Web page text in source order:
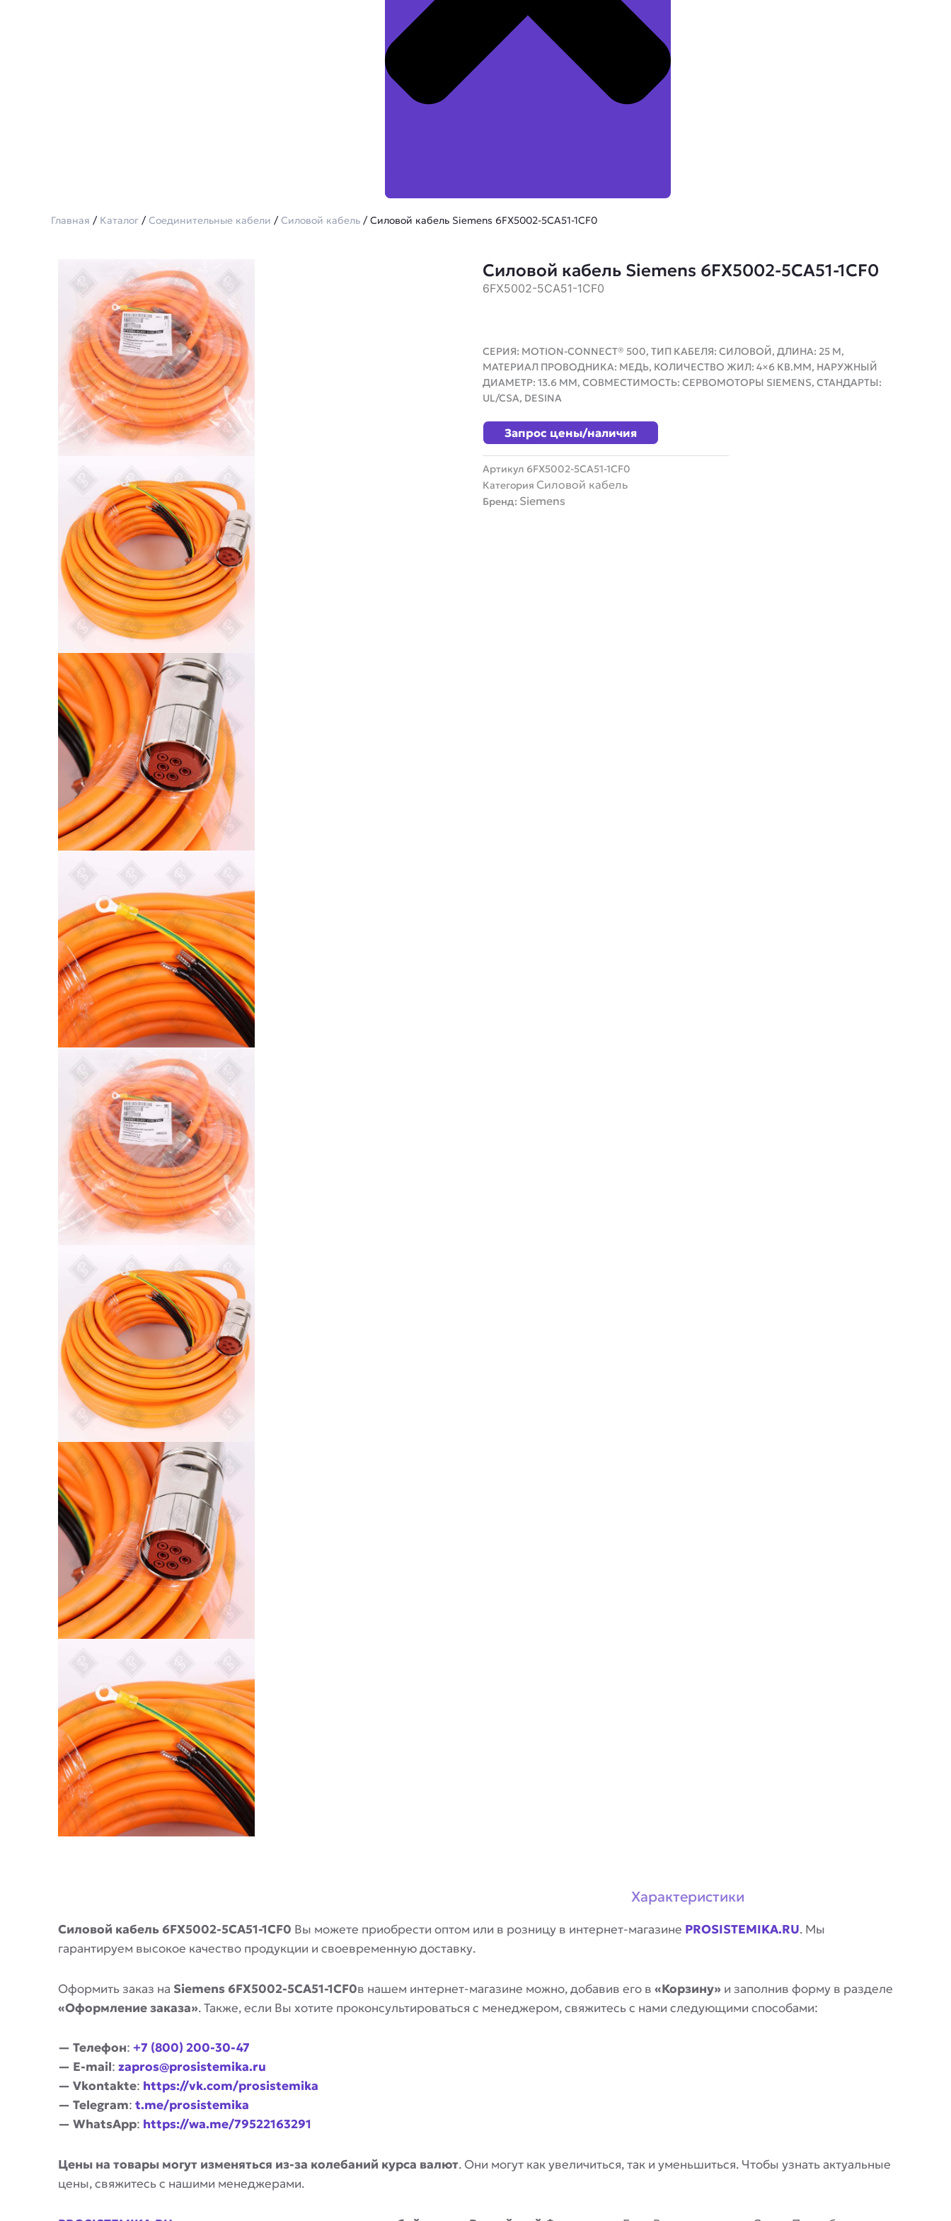
Главная / Каталог /Соединительные кабели /Силовой кабель / Силовой кабель Siemens 6FX5002-5CA51-1CF0
Силовой кабель Siemens 6FX5002-5CA51-1CF0
6FX5002-5CA51-1CF0
СЕРИЯ: MOTION-CONNECT® 500, ТИП КАБЕЛЯ: СИЛОВОЙ, ДЛИНА: 25 М,
МАТЕРИАЛ ПРОВОДНИКА: МЕДЬ, КОЛИЧЕСТВО ЖИЛ: 4×6 КВ.ММ, НАРУЖНЫЙ
ДИАМЕТР: 13.6 ММ, СОВМЕСТИМОСТЬ: СЕРВОМОТОРЫ SIEMENS, СТАНДАРТЫ:
UL/CSA, DESINA
Запрос цены/наличия
Артикул 6FX5002-5CA51-1CF0
Категория Силовой кабель
Бренд: Siemens
Характеристики
Силовой кабель 6FX5002-5CA51-1CF0 Вы можете приобрести оптом или в розницу в интернет-магазине PROSISTEMIKA.RU. Мы
гарантируем высокое качество продукции и своевременную доставку.
Оформить заказ на Siemens 6FX5002-5CA51-1CF0в нашем интернет-магазине можно, добавив его в «Корзину» и заполнив форму в разделе
«Оформление заказа». Также, если Вы хотите проконсультироваться с менеджером, свяжитесь с нами следующими способами:
— Телефон: +7 (800) 200-30-47
— E-mail: zapros@prosistemika.ru
— Vkontakte: https://vk.com/prosistemika
— Telegram: t.me/prosistemika
— WhatsApp: https://wa.me/79522163291
Цены на товары могут изменяться из-за колебаний курса валют. Они могут как увеличиться, так и уменьшиться. Чтобы узнать актуальные
цены, свяжитесь с нашими менеджерами.